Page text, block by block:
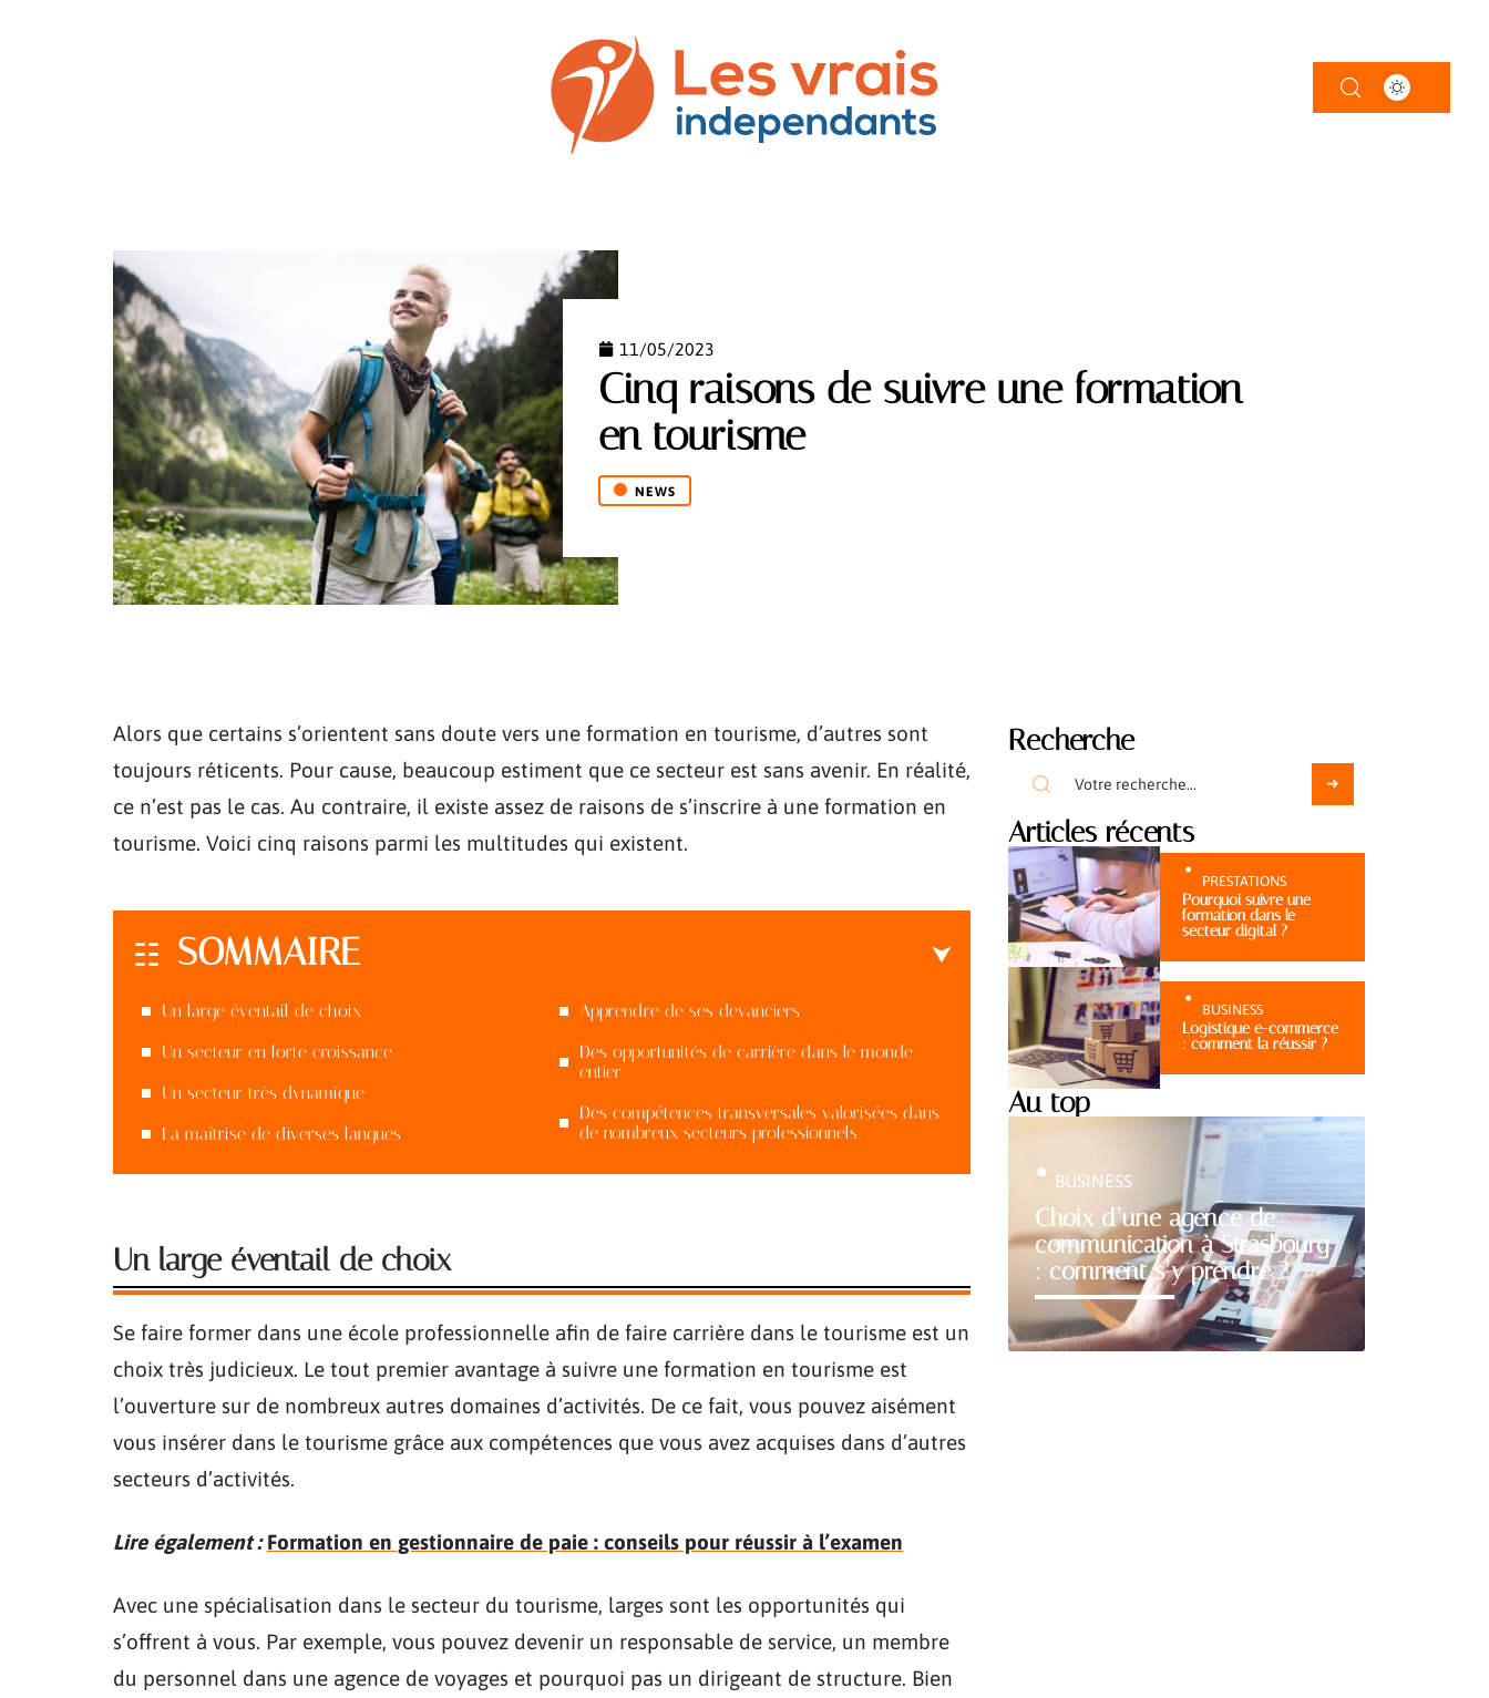
11/05/2023
Cinq raisons de suivre une formation
en tourisme
NEWS
Alors que certains s’orientent sans doute vers une formation en tourisme, d’autres sont
toujours réticents. Pour cause, beaucoup estiment que ce secteur est sans avenir. En réalité,
ce n’est pas le cas. Au contraire, il existe assez de raisons de s’inscrire à une formation en
tourisme. Voici cinq raisons parmi les multitudes qui existent.
SOMMAIRE
Un large éventail de choix
Un secteur en forte croissance
Un secteur très dynamique
La maîtrise de diverses langues
Apprendre de ses devanciers
Des opportunités de carrière dans le monde
entier
Des compétences transversales valorisées dans
de nombreux secteurs professionnels
Un large éventail de choix
Se faire former dans une école professionnelle afin de faire carrière dans le tourisme est un
choix très judicieux. Le tout premier avantage à suivre une formation en tourisme est
l’ouverture sur de nombreux autres domaines d’activités. De ce fait, vous pouvez aisément
vous insérer dans le tourisme grâce aux compétences que vous avez acquises dans d’autres
secteurs d’activités.
Lire également : Formation en gestionnaire de paie : conseils pour réussir à l’examen
Avec une spécialisation dans le secteur du tourisme, larges sont les opportunités qui
s’offrent à vous. Par exemple, vous pouvez devenir un responsable de service, un membre
du personnel dans une agence de voyages et pourquoi pas un dirigeant de structure. Bien
Recherche
Articles récents
PRESTATIONS
Pourquoi suivre une
formation dans le
secteur digital ?
BUSINESS
Logistique e-commerce
: comment la réussir ?
Au top
Choix d’une agence de
communication à Strasbourg
: comment s’y prendre ?
BUSINESS